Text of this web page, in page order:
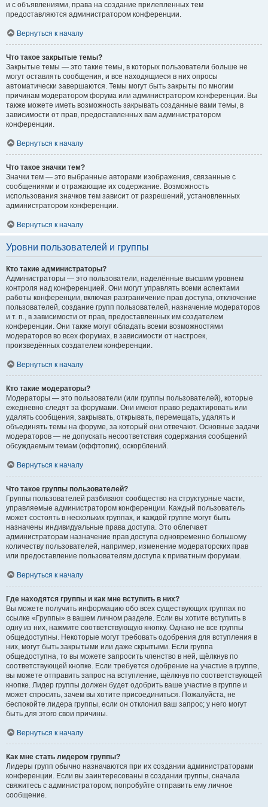
и с объявлениями, права на создание прилепленных тем
предоставляются администратором конференции.
Вернуться к началу
Что такое закрытые темы?
Закрытые темы — это такие темы, в которых пользователи больше не
могут оставлять сообщения, и все находящиеся в них опросы
автоматически завершаются. Темы могут быть закрыты по многим
причинам модератором форума или администратором конференции. Вы
также можете иметь возможность закрывать созданные вами темы, в
зависимости от прав, предоставленных вам администратором
конференции.
Вернуться к началу
Что такое значки тем?
Значки тем — это выбранные авторами изображения, связанные с
сообщениями и отражающие их содержание. Возможность
использования значков тем зависит от разрешений, установленных
администратором конференции.
Вернуться к началу
Уровни пользователей и группы
Кто такие администраторы?
Администраторы — это пользователи, наделённые высшим уровнем
контроля над конференцией. Они могут управлять всеми аспектами
работы конференции, включая разграничение прав доступа, отключение
пользователей, создание групп пользователей, назначение модераторов
и т. п., в зависимости от прав, предоставленных им создателем
конференции. Они также могут обладать всеми возможностями
модераторов во всех форумах, в зависимости от настроек,
произведённых создателем конференции.
Вернуться к началу
Кто такие модераторы?
Модераторы — это пользователи (или группы пользователей), которые
ежедневно следят за форумами. Они имеют право редактировать или
удалять сообщения, закрывать, открывать, перемещать, удалять и
объединять темы на форуме, за который они отвечают. Основные задачи
модераторов — не допускать несоответствия содержания сообщений
обсуждаемым темам (оффтопик), оскорблений.
Вернуться к началу
Что такое группы пользователей?
Группы пользователей разбивают сообщество на структурные части,
управляемые администратором конференции. Каждый пользователь
может состоять в нескольких группах, и каждой группе могут быть
назначены индивидуальные права доступа. Это облегчает
администраторам назначение прав доступа одновременно большому
количеству пользователей, например, изменение модераторских прав
или предоставление пользователям доступа к приватным форумам.
Вернуться к началу
Где находятся группы и как мне вступить в них?
Вы можете получить информацию обо всех существующих группах по
ссылке «Группы» в вашем личном разделе. Если вы хотите вступить в
одну из них, нажмите соответствующую кнопку. Однако не все группы
общедоступны. Некоторые могут требовать одобрения для вступления в
них, могут быть закрытыми или даже скрытыми. Если группа
общедоступна, то вы можете запросить членство в ней, щёлкнув по
соответствующей кнопке. Если требуется одобрение на участие в группе,
вы можете отправить запрос на вступление, щёлкнув по соответствующей
кнопке. Лидер группы должен будет одобрить ваше участие в группе и
может спросить, зачем вы хотите присоединиться. Пожалуйста, не
беспокойте лидера группы, если он отклонил ваш запрос; у него могут
быть для этого свои причины.
Вернуться к началу
Как мне стать лидером группы?
Лидеры групп обычно назначаются при их создании администраторами
конференции. Если вы заинтересованы в создании группы, сначала
свяжитесь с администратором; попробуйте отправить ему личное
сообщение.